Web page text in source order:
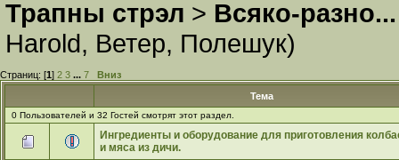
Трапны стрэл > Всяко-разно...
Harold, Ветер, Полешук)
Страниц: [1] 2 3 ... 7
Вниз
Тема
0 Пользователей и 32 Гостей смотрят этот раздел.
Ингредиенты и оборудование для приготовления
и мяса из дичи.